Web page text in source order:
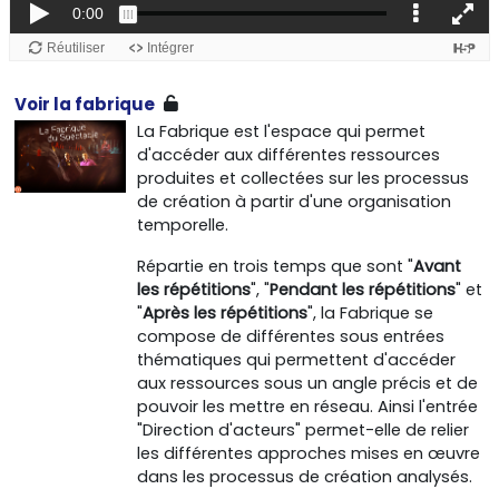
Voir la fabrique
La Fabrique est l'espace qui permet
d'accéder aux différentes ressources
produites et collectées sur les processus
de création à partir d'une organisation
temporelle.
Répartie en trois temps que sont "Avant
les répétitions", "Pendant les répétitions" et
"Après les répétitions", la Fabrique se
compose de différentes sous entrées
thématiques qui permettent d'accéder
aux ressources sous un angle précis et de
pouvoir les mettre en réseau. Ainsi l'entrée
"Direction d'acteurs" permet-elle de relier
les différentes approches mises en œuvre
dans les processus de création analysés.